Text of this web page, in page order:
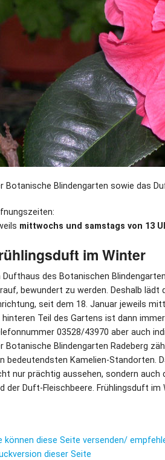
Botanische Blindengarten sowie das
mittwochs und samstags von 13
im Winter
Dufthaus des Botanischen
bewundert zu werden. Deshalb lädt
seit dem 18. Januar jeweils
hinteren Teil des Gartens ist dann
03528/43970 aber auch
Botanische Blindengarten Radeberg
bedeutendsten Kamelien-Standorten.
nur prächtig aussehen, sondern
der Duft-Fleischbeere. Frühlingsduft im
können diese Seite versenden/
dieser Seite